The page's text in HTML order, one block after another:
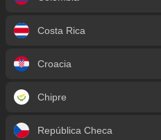
Costa Rica
Croacia
Chipre
República Checa